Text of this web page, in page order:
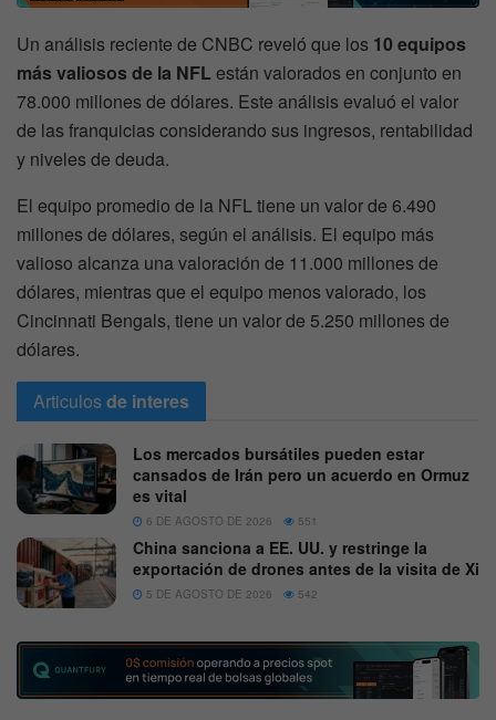
Un análisis reciente de CNBC reveló que los 10 equipos
más valiosos de la NFL están valorados en conjunto en
78.000 millones de dólares. Este análisis evaluó el valor
de las franquicias considerando sus ingresos, rentabilidad
y niveles de deuda.
El equipo promedio de la NFL tiene un valor de 6.490
millones de dólares, según el análisis. El equipo más
valioso alcanza una valoración de 11.000 millones de
dólares, mientras que el equipo menos valorado, los
Cincinnati Bengals, tiene un valor de 5.250 millones de
dólares.
Articulosde interes
Los mercados bursátiles pueden estar
cansados de Irán pero un acuerdo en Ormuz
es vital
6 DE AGOSTO DE 2026 551
China sanciona a EE. UU. y restringe la
exportación de drones antes de la visita de Xi
5 DE AGOSTO DE 2026 542